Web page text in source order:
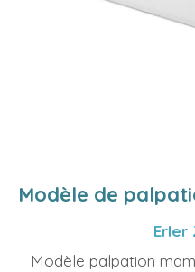
Modèle de
Erler
Modèle palpation